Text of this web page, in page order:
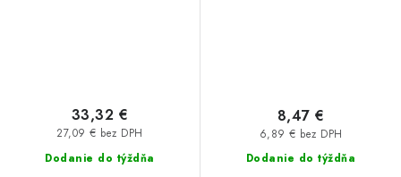
Dodanie do týždňa
27,09 € bez DPH
33,32 €
Dodanie do týždňa
6,89 € bez DPH
8,47 €